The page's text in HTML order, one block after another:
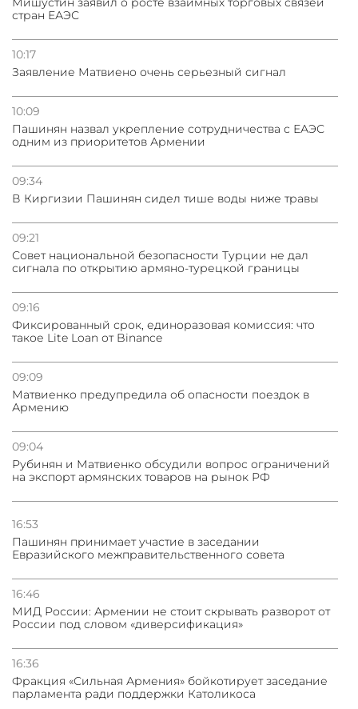
стран ЕАЭС
10:17
Заявление Матвиено очень серьезный сигнал
10:09
Пашинян назвал укрепление сотрудничества с ЕАЭС
одним из приоритетов Армении
09:34
В Киргизии Пашинян сидел тише воды ниже травы
09:21
Совет национальной безопасности Турции не дал
сигнала по открытию армяно-турецкой границы
09:16
Фиксированный срок, единоразовая комиссия: что
такое Lite Loan от Binance
09:09
Матвиенко предупредила об опасности поездок в
Армению
09:04
Рубинян и Матвиенко обсудили вопрос ограничений
на экспорт армянских товаров на рынок РФ
16:53
Пашинян принимает участие в заседании
Евразийского межправительственного совета
16:46
МИД России: Армении не стоит скрывать разворот от
России под словом «диверсификация»
16:36
Фракция «Сильная Армения» бойкотирует заседание
парламента ради поддержки Католикоса
Грузия развивается несмотря на внешние шоки и
вызовы – минэкономики Грузии